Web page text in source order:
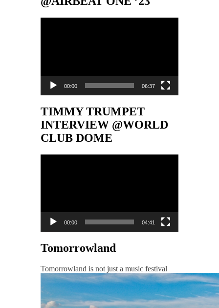
00:00 06:37
TIMMY TRUMPET
INTERVIEW @WORLD
CLUB DOME
00:00 04:41
Tomorrowland
Tomorrowland is not just a music festival